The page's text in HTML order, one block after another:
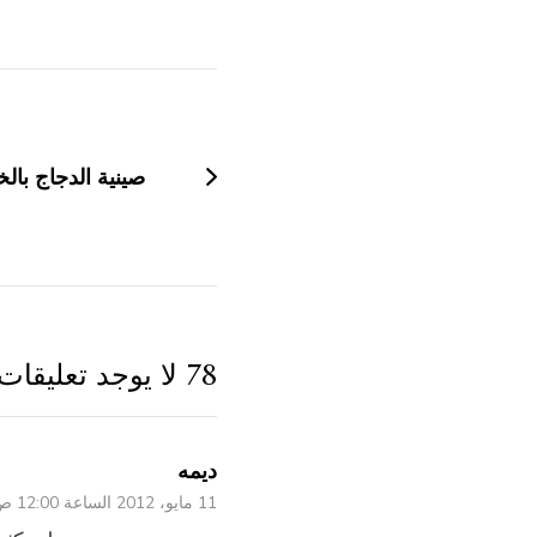
التدوينات
صينية الدجاج
78 لا يوجد تعليقات
ديمه
11 مايو، 2012 الساعة 12:00 ص